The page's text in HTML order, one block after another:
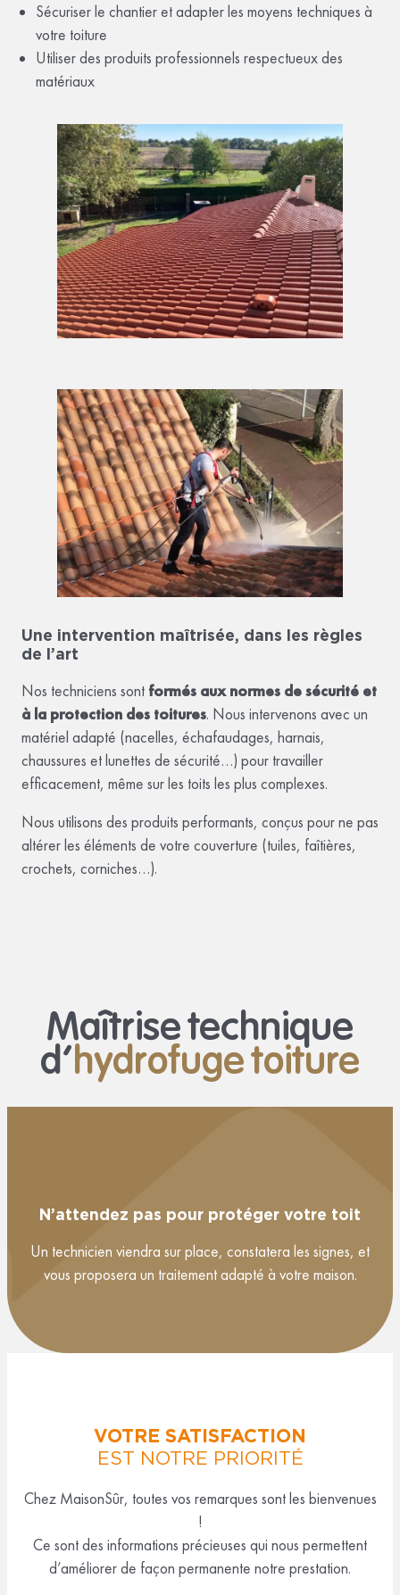
Sécuriser le chantier et adapter les moyens techniques à
votre toiture
Utiliser des produits professionnels respectueux des
matériaux
Une intervention maîtrisée, dans les règles
de l’art
Nos techniciens sont formés aux normes de sécurité et
à la protection des toitures. Nous intervenons avec un
matériel adapté (nacelles, échafaudages, harnais,
chaussures et lunettes de sécurité…) pour travailler
efficacement, même sur les toits les plus complexes.
Nous utilisons des produits performants, conçus pour ne pas
altérer les éléments de votre couverture (tuiles, faîtières,
crochets, corniches…).
Maîtrise technique
d’hydrofuge toiture
N’attendez pas pour protéger votre toit
Un technicien viendra sur place, constatera les signes, et
vous proposera un traitement adapté à votre maison.
VOTRE SATISFACTION
EST NOTRE PRIORITÉ
Chez MaisonSûr, toutes vos remarques sont les bienvenues
!
Ce sont des informations précieuses qui nous permettent
d’améliorer de façon permanente notre prestation.